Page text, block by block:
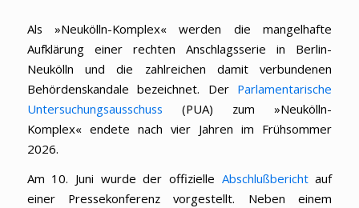
Als »Neukölln-Komplex« werden die mangelhafte
Aufklärung einer rechten Anschlagsserie in Berlin-
Neukölln und die zahlreichen damit verbundenen
Behördenskandale bezeichnet. Der Parlamentarische
Untersuchungsausschuss (PUA) zum »Neukölln-
Komplex« endete nach vier Jahren im Frühsommer
2026.
Am 10. Juni wurde der offizielle Abschlußberichtauf
einer Pressekonferenz vorgestellt. Neben einem